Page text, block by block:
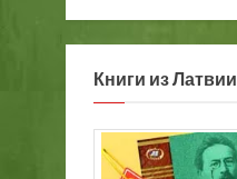
Книги из Латвии